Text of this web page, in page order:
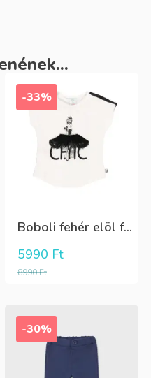
-33%
Boboli fehér elöl fekete tüll+gyöngyös csini póló
8990Ft
5990 Ft
-30%